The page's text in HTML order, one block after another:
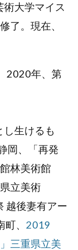
大学マイス
了。現在、
2020年、第
生けるも
岡、「再発
林美術館
立美術
越後妻有アー
、 2019
三重県立美